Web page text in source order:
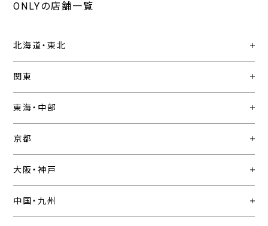
ONLYの店舗一覧
北海道・東北
関東
東海・中部
京都
大阪・神戸
中国・九州